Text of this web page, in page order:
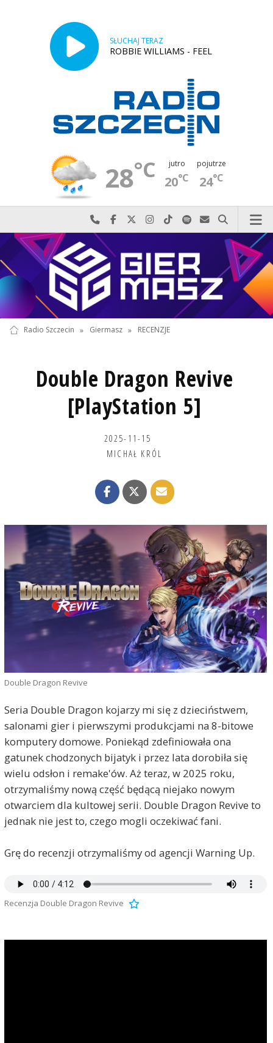
SŁUCHAJ TERAZ
ROBBIE WILLIAMS - FEEL
28°C jutro
20°C
pojutrze
24°C
Najlepiej po prostu do nas zadzwoń
Odwiedź nas na Facebook-u
Odwiedź nas na X
Odwiedź nas na Instagram-ie
Odwiedź nas na TikTok-u
Szukaj nas na Spotify
Wyślij do nas
Szukaj
Radio Szczecin » Giermasz » RECENZJE
Double Dragon Revive
[PlayStation 5]
2025-11-15
MICHAŁ KRÓL
Double Dragon Revive
Seria Double Dragon kojarzy mi się z dzieciństwem,
salonami gier i pierwszymi produkcjami na 8-bitowe
komputery domowe. Poniekąd zdefiniowała ona
gatunek chodzonych bijatyk i przez lata dorobiła się
wielu odsłon i remake'ów. Aż teraz, w 2025 roku,
otrzymaliśmy nową część będącą niejako nowym
otwarciem dla kultowej serii. Double Dragon Revive to
jednak nie jest to, czego mogli oczekiwać fani.
Grę do recenzji otrzymaliśmy od agencji Warning Up.
Recenzja Double Dragon Revive